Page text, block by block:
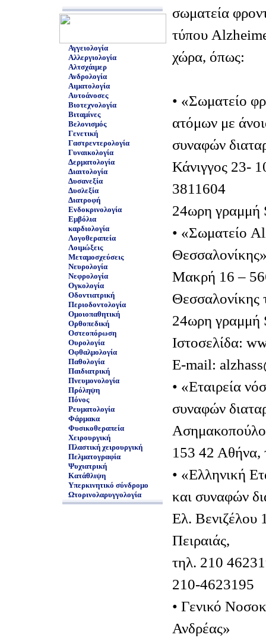
Αγγειολογία
Αλλεργιολογία
Αλτσχάιμερ
Ανδρολογία
Αιματολογία
Αυτοάνοσες
Βιοτεχνολογία
Βιταμίνες
Βελονισμός
Γενετική
Γαστρεντερολογία
Γυναικολογία
Δερματολογία
Διαιτολογία
Δυσανεξία
Δυσλεξία
Διατροφή
Ενδοκρινολογία
Εμβόλια
καρδιολογία
Λογοθεραπεία
Λοιμώξεις
Μεταμοσχεύσεις
Νευρολογία
Νεφρολογία
Ογκολογία
Οδοντιατρική
Περιοδοντολογία
Ομοιοπαθητική
Ορθοπεδική
Οστεοπόρωση
Ουρολογία
Οφθαλμολογία
Παθολογία
Παιδιατρική
Πνευμονολογία
Πρόληψη
Πόνος
Ρευματολογία
Φάρμακα
Φυσικοθεραπεία
Χειρουργική
Πλαστική χειρουργική
Πελματογραφία
Ψυχιατρική
Κατάθλιψη
Υπερκινητικό σύνδρομο
Ωτορινολαρυγγολογία
σωματεία
τύπου
χώρα, όπως:
• «Σωματείο
ατόμων με
συναφών
Κάνιγγος 23-
3811604
24ωρη γραμμή
• «Σωματείο
Μακρή 16 –
24ωρη γραμμή
Ιστοσελίδα:
E-mail:
• «Εταιρεία
συναφών
153 42 Αθήνα,
• «Ελληνική
και συναφών
Ελ. Βενιζέλου
Πειραιάς,
τηλ. 210
210-4623195
• Γενικό
Ανδρέας»